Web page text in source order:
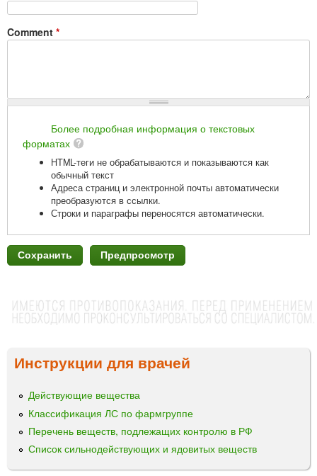
Comment *
Более подробная информация о текстовых
форматах
HTML-теги не обрабатываются и показываются как
обычный текст
Адреса страниц и электронной почты автоматически
преобразуются в ссылки.
Строки и параграфы переносятся автоматически.
Инструкции для врачей
Действующие вещества
Классификация ЛС по фармгруппе
Перечень веществ, подлежащих контролю в РФ
Список сильнодействующих и ядовитых веществ